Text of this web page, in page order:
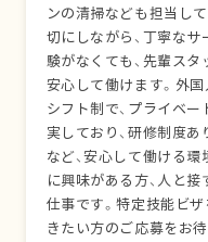
ンの清掃なども担当し
切にしながら、丁寧な
験がなくても、先輩ス
安心して働けます。外
シフト制で、プライベ
実しており、研修制度あ
など、安心して働ける
に興味がある方、人と
仕事です。特定技能ビ
きたい方のご応募をお